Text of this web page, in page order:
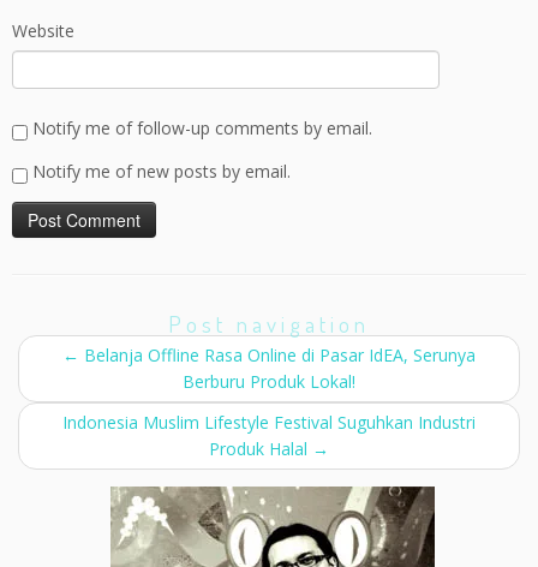
Website
Notify me of follow-up comments by email.
Notify me of new posts by email.
Post navigation
← Belanja Offline Rasa Online di Pasar IdEA, Serunya
Berburu Produk Lokal!
Indonesia Muslim Lifestyle Festival Suguhkan Industri
Produk Halal →